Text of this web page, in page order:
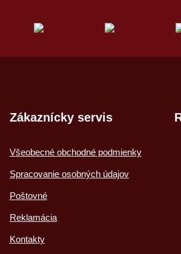
Zákaznícky servis
Všeobecné obchodné podmienky
Spracovanie osobných údajov
Poštovné
Reklamácia
Kontakty